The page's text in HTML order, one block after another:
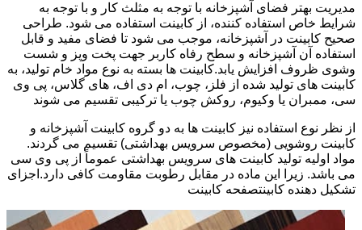
مدیریت بهتر فضای آشپزخانه با توجه به مثلث کار و با توجه به
شرایط خاص استفاده کننده، از کابینت استفاده می شود. طراحی
صحیح کابینت در آشپزخانه، موجب می شود تا فضای مفید و قابل
استفاده آن آشپزخانه و سطح رفاه کاربر جهت پخت وپز و شست
وشوی ظروف افزایش یابد.کابینت ها بسته به نوع مواد خام تولید، به
کابینت های تولید شده از فلز، چوب، ام دی اف، های گلاس، پی وی
سی، ممبران یا وکیوم، روکش چوب یا ترکیبی تقسیم می شوند
از نظر نوع استفاده نیز کابینت ها به دو گروه کابینت آشپزخانه و
کابینت روشویی (مخصوص سرویس بهداشتی) تقسیم می گردند.
مواد اولیه تولید کابینت های سرویس بهداشتی عموماً از پی وی سی
می باشد. زیرا این ماده در مقابل رطوبت مقاومت کافی دارد.اجزای
تشکیل دهنده کابینتصفحه کابینت